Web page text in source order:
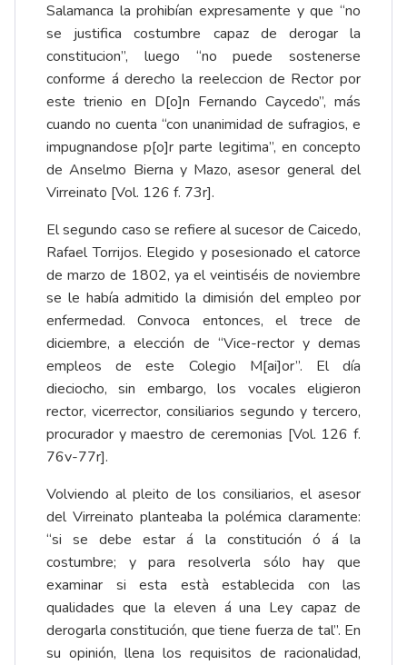
Salamanca la prohibían expresamente y que “no
se justifica costumbre capaz de derogar la
constitucion”, luego “no puede sostenerse
conforme á derecho la reeleccion de Rector por
este trienio en D[o]n Fernando Caycedo”, más
cuando no cuenta “con unanimidad de sufragios, e
impugnandose p[o]r parte legitima”, en concepto
de Anselmo Bierna y Mazo, asesor general del
Virreinato [Vol. 126 f. 73r].
El segundo caso se refiere al sucesor de Caicedo,
Rafael Torrijos. Elegido y posesionado el catorce
de marzo de 1802, ya el veintiséis de noviembre
se le había admitido la dimisión del empleo por
enfermedad. Convoca entonces, el trece de
diciembre, a elección de “Vice-rector y demas
empleos de este Colegio M[ai]or”. El día
dieciocho, sin embargo, los vocales eligieron
rector, vicerrector, consiliarios segundo y tercero,
procurador y maestro de ceremonias [Vol. 126 f.
76v-77r].
Volviendo al pleito de los consiliarios, el asesor
del Virreinato planteaba la polémica claramente:
“si se debe estar á la constitución ó á la
costumbre; y para resolverla sólo hay que
examinar si esta està establecida con las
qualidades que la eleven á una Ley capaz de
derogarla constitución, que tiene fuerza de tal”. En
su opinión, llena los requisitos de racionalidad,